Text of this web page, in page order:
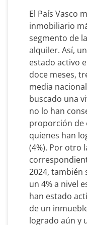
El País Vasco
inmobiliario
segmento de
alquiler. Así,
estado activo
doce meses,
media
buscado una
no lo han
proporción de
quienes han
(4%). Por otro
2024, también
un 4% a nivel
han estado
de un
logrado aún y